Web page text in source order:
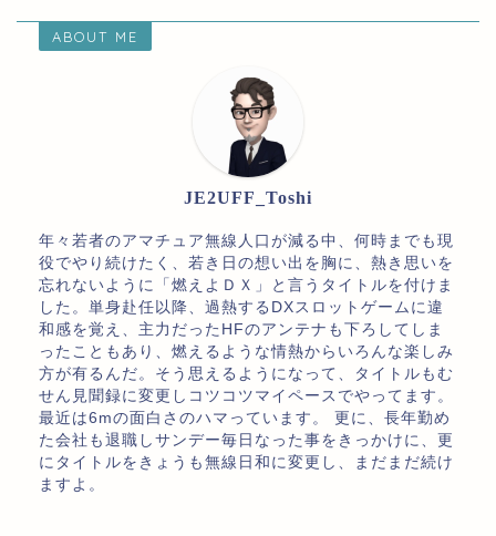
ABOUT ME
JE2UFF_Toshi
年々若者のアマチュア無線人口が減る中、何時までも現
役でやり続けたく、若き日の想い出を胸に、熱き思いを
忘れないように「燃えよＤＸ」と言うタイトルを付けま
した。単身赴任以降、過熱するDXスロットゲームに違
和感を覚え、主力だったHFのアンテナも下ろしてしま
ったこともあり、燃えるような情熱からいろんな楽しみ
方が有るんだ。そう思えるようになって、タイトルもむ
せん見聞録に変更しコツコツマイペースでやってます。
最近は6mの面白さのハマっています。 更に、長年勤め
た会社も退職しサンデー毎日なった事をきっかけに、更
にタイトルをきょうも無線日和に変更し、まだまだ続け
ますよ。